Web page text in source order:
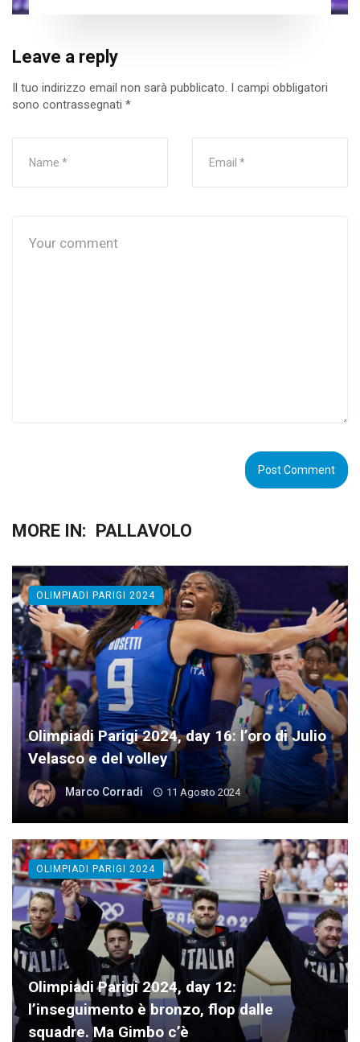
Leave a reply
Il tuo indirizzo email non sarà pubblicato. I campi obbligatori
sono contrassegnati *
MORE IN: PALLAVOLO
Olimpiadi Parigi 2024, day 16: l’oro di Julio
Velasco e del volley
Marco Corradi 11 Agosto 2024
OLIMPIADI PARIGI 2024
Olimpiadi Parigi 2024, day 12:
l’inseguimento è bronzo, flop dalle
squadre. Ma Gimbo c’è
OLIMPIADI PARIGI 2024